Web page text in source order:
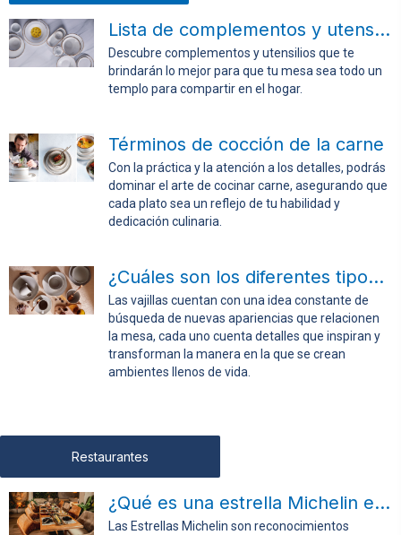
Lista de complementos y utensilios para la mesa
Descubre complementos y utensilios que te
brindarán lo mejor para que tu mesa sea todo un
templo para compartir en el hogar.
Términos de cocción de la carne
Con la práctica y la atención a los detalles, podrás
dominar el arte de cocinar carne, asegurando que
cada plato sea un reflejo de tu habilidad y
dedicación culinaria.
¿Cuáles son los diferentes tipos de vajillas?
Las vajillas cuentan con una idea constante de
búsqueda de nuevas apariencias que relacionen
la mesa, cada uno cuenta detalles que inspiran y
transforman la manera en la que se crean
ambientes llenos de vida.
Restaurantes
¿Qué es una estrella Michelin en cocina?
Las Estrellas Michelin son reconocimientos